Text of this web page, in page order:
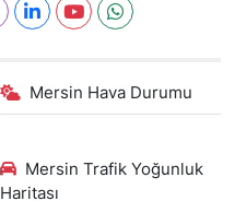
Mersin Hava Durumu
Mersin Trafik Yoğunluk
Haritası